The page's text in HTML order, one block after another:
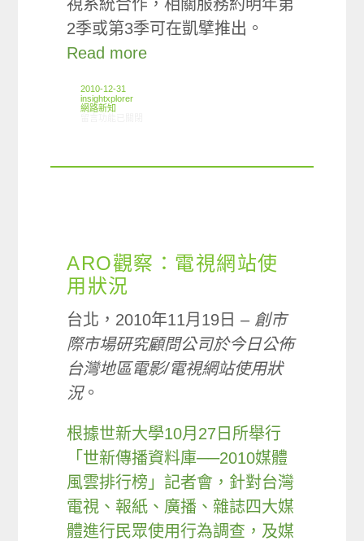
視系統合作，相關服務約明年第
2季或第3季可在凱擘推出。
Read more
2010-12-31
insightxplorer
網路新知
ARO觀察：電視網站使
用狀況
台北，2010年11月19日 – 創市
際市場研究顧問公司於今日公佈
台灣地區電影/電視網站使用狀
況。
根據世新大學10月27日所舉行
「世新傳播資料庫──2010媒體
風雲排行榜」記者會，針對台灣
電視、報紙、廣播、雜誌四大媒
體進行民眾使用行為調查，及媒